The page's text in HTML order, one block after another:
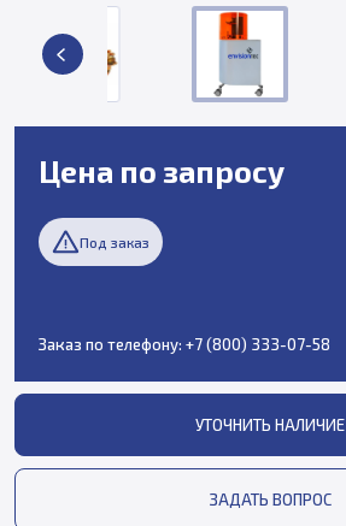
Цена по запросу
Под заказ
Заказ по телефону: +7 (800) 333-07-58
УТОЧНИТЬ НАЛИЧИЕ
ЗАДАТЬ ВОПРОС